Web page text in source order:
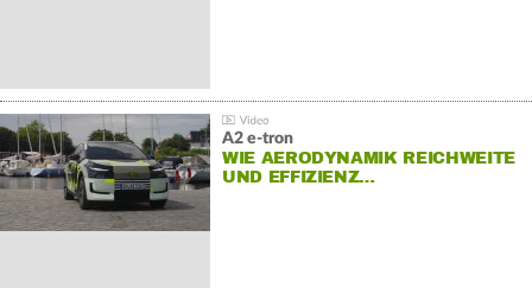
A2 e-tron
WIE AERODYNAMIK REICHWEITE
UND EFFIZIENZ…